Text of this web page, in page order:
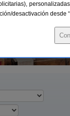
desactivación desde